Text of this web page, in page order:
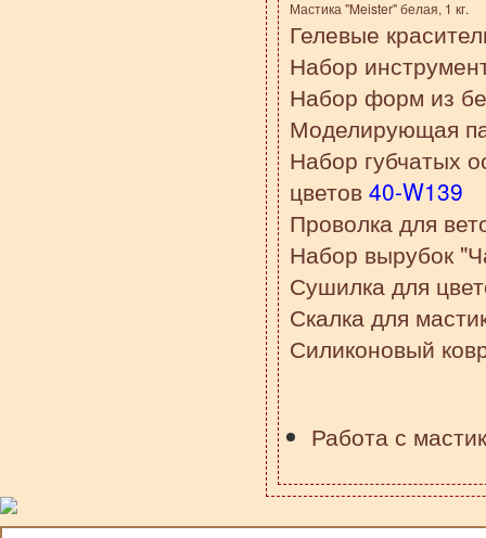
Мастика "Meister"белая, 1 кг.
Гелевые
Набор
Набор форм из
Моделирующая
Набор губчатых
цветов 40-W139
Проволка для
Набор вырубок
Сушилка для
Скалка для
Силиконовый
Работа с